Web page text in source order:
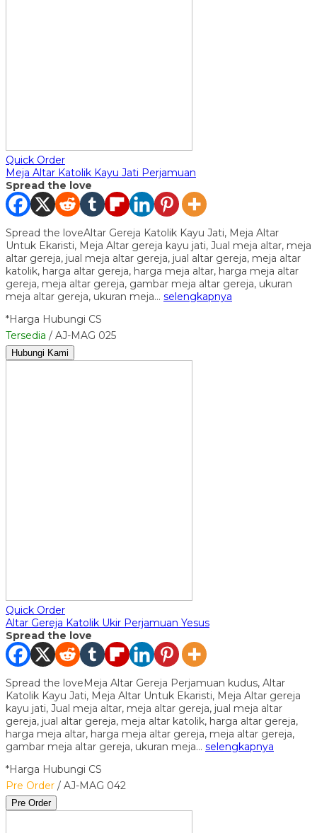
Quick Order
Meja Altar Katolik Kayu Jati Perjamuan
Spread the love
Spread the loveAltar Gereja Katolik Kayu Jati, Meja Altar
Untuk Ekaristi, Meja Altar gereja kayu jati, Jual meja altar, meja
altar gereja, jual meja altar gereja, jual altar gereja, meja altar
katolik, harga altar gereja, harga meja altar, harga meja altar
gereja, meja altar gereja, gambar meja altar gereja, ukuran
meja altar gereja, ukuran meja… selengkapnya
*Harga Hubungi CS
Tersedia / AJ-MAG 025
Hubungi Kami
Quick Order
Altar Gereja Katolik Ukir Perjamuan Yesus
Spread the love
Spread the loveMeja Altar Gereja Perjamuan kudus, Altar
Katolik Kayu Jati, Meja Altar Untuk Ekaristi, Meja Altar gereja
kayu jati, Jual meja altar, meja altar gereja, jual meja altar
gereja, jual altar gereja, meja altar katolik, harga altar gereja,
harga meja altar, harga meja altar gereja, meja altar gereja,
gambar meja altar gereja, ukuran meja… selengkapnya
*Harga Hubungi CS
Pre Order / AJ-MAG 042
Pre Order